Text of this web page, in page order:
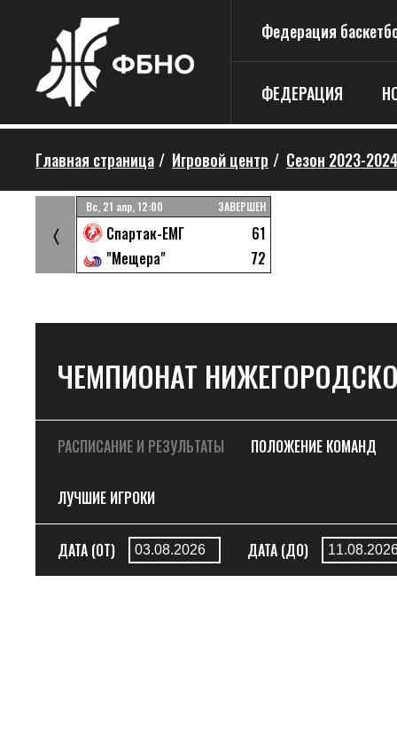
Федерация
ФЕДЕРАЦИЯ
Главная страница / Игровой центр / Сезон 2023-
55
Вс, 21 апр, 12:00 ЗАВЕРШЕН
Спартак-ЕМГ
61
"Мещера"
72
〈
ЧЕМПИОНАТ
РАСПИСАНИЕ И РЕЗУЛЬТАТЫ ПОЛОЖЕНИЕ КОМАНД
ЛУЧШИЕ ИГРОКИ
ДАТА (ОТ) ДАТА (ДО)